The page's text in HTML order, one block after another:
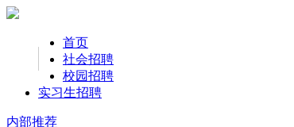
首页
社会招聘
校园招聘
实习生招聘
内部推荐